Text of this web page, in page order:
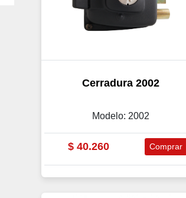
Cerradura 2002
Modelo: 2002
$ 40.260 Comprar